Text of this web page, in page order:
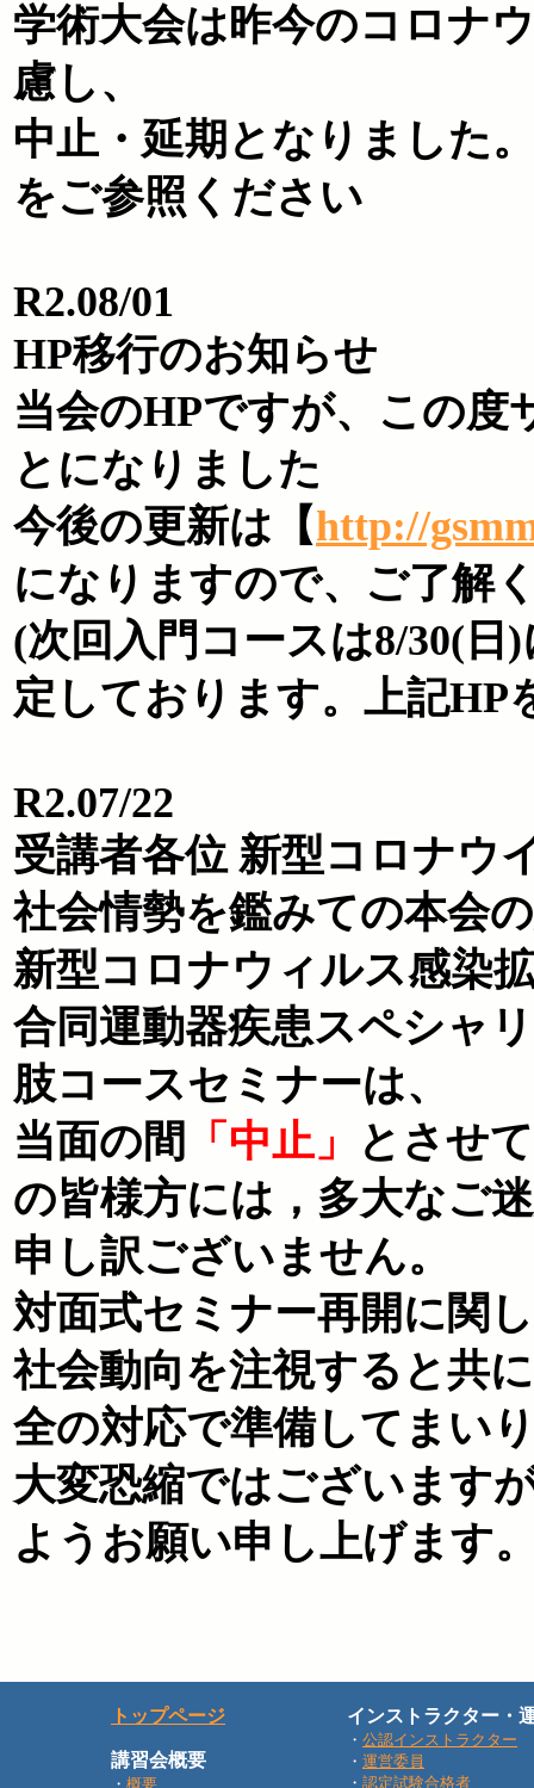
学術大会は昨今のコロナ
慮し、
中止・延期となりました
をご参照ください
R2.08/01
HP移行のお知らせ
当会のHPですが、この度
とになりました
今後の更新は【http://
になりますので、ご了解
(次回入門コースは8/30(日
定しております。上記HP
R2.07/22
受講者各位 新型コロナウ
社会情勢を鑑みての本会
新型コロナウィルス感染
合同運動器疾患スペシャ
肢コースセミナーは、
当面の間
「中止」
とさせ
の皆様方には，多大なご
申し訳ございません。
対面式セミナー再開に関
社会動向を注視すると共
全の対応で準備してまい
大変恐縮ではございます
ようお願い申し上げます
トップページ
講習会概要
・ 概要
インストラクター・
・ 公認インストラクター
・ 運営委員
・ 認定試験合格者